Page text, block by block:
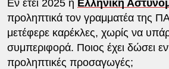
Εν έτει 2025 η Ελληνική
προληπτικά τον γραμματέα της
μετέφερε καρέκλες, χωρίς να
συμπεριφορά. Ποιος έχει δώσει
προληπτικές προσαγωγές;